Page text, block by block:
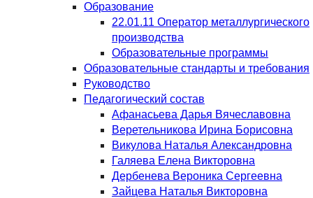
Образование
22.01.11 Оператор металлургического
производства
Образовательные программы
Образовательные стандарты и требования
Руководство
Педагогический состав
Афанасьева Дарья Вячеславовна
Веретельникова Ирина Борисовна
Викулова Наталья Александровна
Галяева Елена Викторовна
Дербенева Вероника Сергеевна
Зайцева Наталья Викторовна